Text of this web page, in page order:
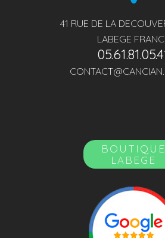
41 RUE DE LA
LABEGE
BOUTIQUE
LABEGE